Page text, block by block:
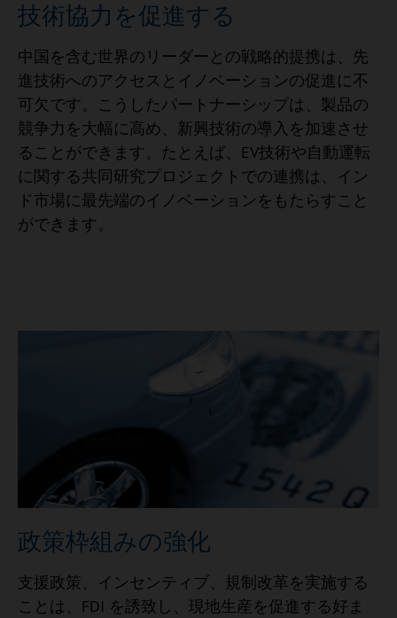
技術協力を促進する
中国を含む世界のリーダーとの戦略的提携は、先
進技術へのアクセスとイノベーションの促進に不
可欠です。こうしたパートナーシップは、製品の
競争力を大幅に高め、新興技術の導入を加速させ
ることができます。たとえば、EV技術や自動運転
に関する共同研究プロジェクトでの連携は、イン
ド市場に最先端のイノベーションをもたらすこと
ができます。
政策枠組みの強化
支援政策、インセンティブ、規制改革を実施する
ことは、FDI を誘致し、現地生産を促進する好ま